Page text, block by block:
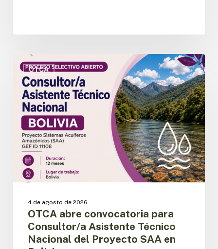
OTCA
OTCA
abre
convocatoria
para
Consultor/a
Asistente
Técnico
Nacional
del
Proyecto
SAA
4 de agosto de 2026
OTCA abre convocatoria para
Consultor/a Asistente Técnico
Nacional del Proyecto SAA en